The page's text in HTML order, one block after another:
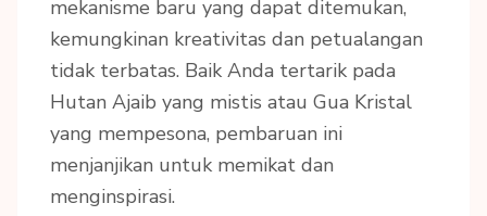
mekanisme baru yang dapat ditemukan,
kemungkinan kreativitas dan petualangan
tidak terbatas. Baik Anda tertarik pada
Hutan Ajaib yang mistis atau Gua Kristal
yang mempesona, pembaruan ini
menjanjikan untuk memikat dan
menginspirasi.